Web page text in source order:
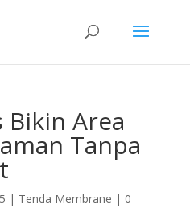
Bikin Area
Tanpa
| Tenda Membrane | 0